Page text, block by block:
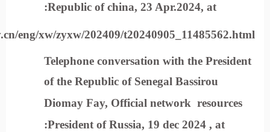
Republic of china, 23 Apr.2024, at:
eng/xw/zyxw/202409/t20240905_11485562.html
Telephone conversation with the President
of the Republic of Senegal Bassirou
Diomay Fay, Official network resources
President of Russia, 19 dec 2024 , at: